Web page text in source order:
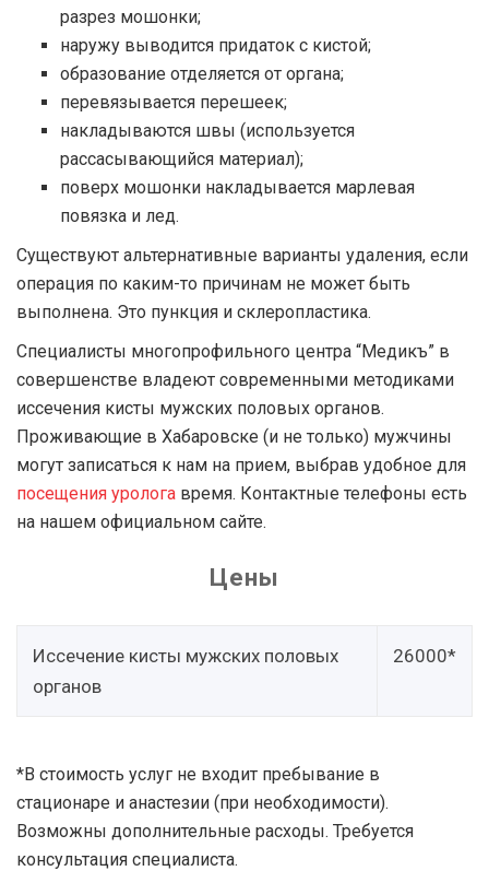
разрез мошонки;
наружу выводится придаток с кистой;
образование отделяется от органа;
перевязывается перешеек;
накладываются швы (используется
рассасывающийся материал);
поверх мошонки накладывается марлевая
повязка и лед.
Существуют альтернативные варианты удаления, если
операция по каким-то причинам не может быть
выполнена. Это пункция и склеропластика.
Специалисты многопрофильного центра “Медикъ” в
совершенстве владеют современными методиками
иссечения кисты мужских половых органов.
Проживающие в Хабаровске (и не только) мужчины
могут записаться к нам на прием, выбрав удобное для
посещения уролога время. Контактные телефоны есть
на нашем официальном сайте.
Цены
Иссечение кисты мужских половых
органов
26000*
*В стоимость услуг не входит пребывание в
стационаре и анастезии (при необходимости).
Возможны дополнительные расходы. Требуется
консультация специалиста.